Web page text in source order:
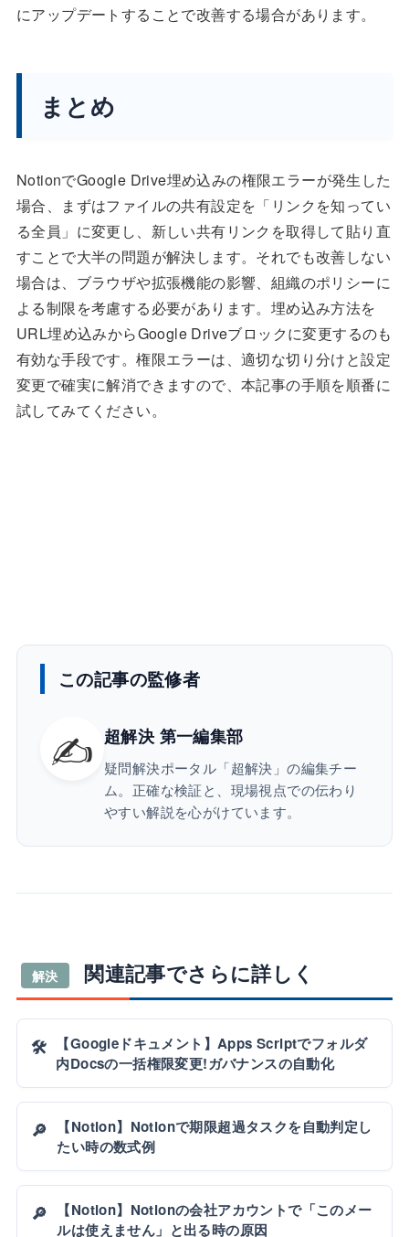
にアップデートすることで改善する場合があります。
まとめ
NotionでGoogle Drive埋め込みの権限エラーが発生した
場合、まずはファイルの共有設定を「リンクを知ってい
る全員」に変更し、新しい共有リンクを取得して貼り直
すことで大半の問題が解決します。それでも改善しない
場合は、ブラウザや拡張機能の影響、組織のポリシーに
よる制限を考慮する必要があります。埋め込み方法を
URL埋め込みからGoogle Driveブロックに変更するのも
有効な手段です。権限エラーは、適切な切り分けと設定
変更で確実に解消できますので、本記事の手順を順番に
試してみてください。
この記事の監修者
✍️ 超解決 第一編集部
疑問解決ポータル「超解決」の編集チー
ム。正確な検証と、現場視点での伝わり
やすい解説を心がけています。
解決 関連記事でさらに詳しく
🛠️
【Googleドキュメント】Apps Scriptでフォルダ
内Docsの一括権限変更!ガバナンスの自動化
🔎
【Notion】Notionで期限超過タスクを自動判定し
たい時の数式例
🔎
【Notion】Notionの会社アカウントで「このメー
ルは使えません」と出る時の原因